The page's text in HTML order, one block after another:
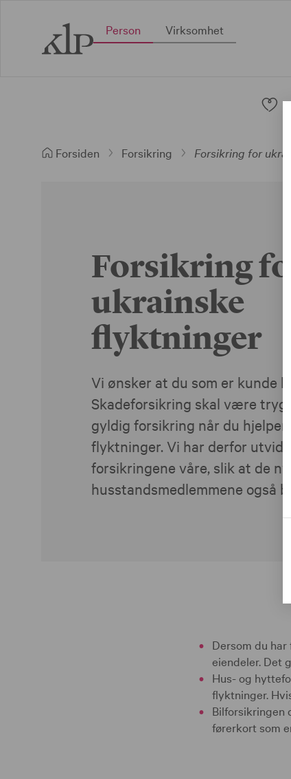
Person Virksomhet
Forsiden Forsikring Forsikring for
Forsikring for
ukrainske
flyktninger
Vi ønsker at du som er kunde
Skadeforsikring skal være
gyldig forsikring når du
flyktninger. Vi har derfor
forsikringene våre, slik at de nye
husstandsmedlemmene også
Dersom du
eiendeler. Det
Hus- og
flyktninger.
Bilforsikringen
førerkort som